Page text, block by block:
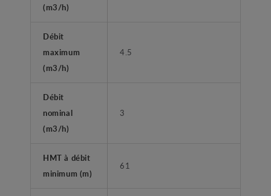
(m3/h)
Débit
maximum
(m3/h)
4.5
Débit
nominal
(m3/h)
3
HMT à débit
minimum (m)
61